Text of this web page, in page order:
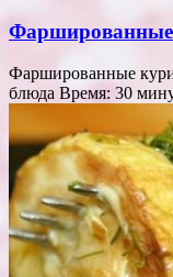
Фаршированные
Фаршированные
блюда Время: 30